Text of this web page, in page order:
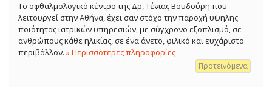
Το οφθαλμολογικό κέντρο της Δρ, Τένιας Βουδούρη που
λειτουργεί στην Αθήνα, έχει σαν στόχο την παροχή υψηλης
ποιότητας ιατρικών υπηρεσιών, με σύγχρονο εξοπλισμό, σε
ανθρώπους κάθε ηλικίας, σε ένα άνετο, φιλικό και ευχάριστο
περιβάλλον. » Περισσότερες πληροφορίες
Προτεινόμενα